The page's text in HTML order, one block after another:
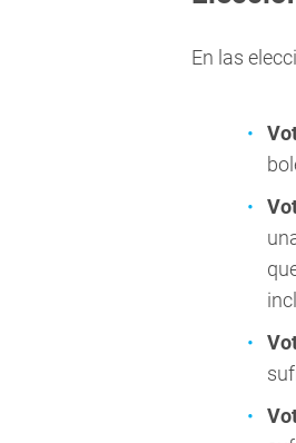
En las